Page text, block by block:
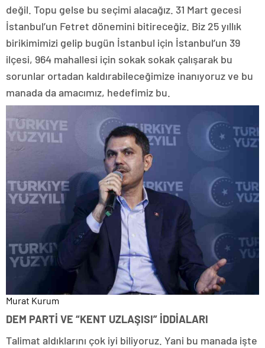
değil. Topu gelse bu seçimi alacağız. 31 Mart gecesi
İstanbul’un Fetret dönemini bitireceğiz. Biz 25 yıllık
birikimimizi gelip bugün İstanbul için İstanbul’un 39
ilçesi, 964 mahallesi için sokak sokak çalışarak bu
sorunlar ortadan kaldırabileceğimize inanıyoruz ve bu
manada da amacımız, hedefimiz bu.
Murat Kurum
DEM PARTİ VE “KENT UZLAŞISI” İDDİALARI
Talimat aldıklarını çok iyi biliyoruz. Yani bu manada işte